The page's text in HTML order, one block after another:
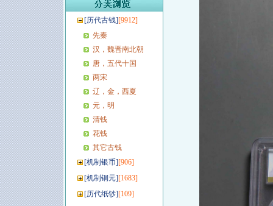
[历代古钱][9912]
先秦
汉，魏晋南北朝
唐，五代十国
两宋
辽，金，西夏
元，明
清钱
花钱
其它古钱
[机制银币][906]
[机制铜元][1683]
[历代纸钞][109]